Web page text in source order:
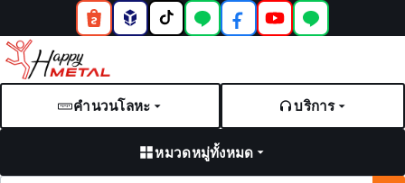
คำนวนโลหะ บริการ
หมวดหมู่ทั้งหมด